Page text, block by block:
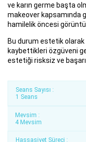
ve karın germe başta
makeover kapsamında
hamilelik öncesi
Bu durum estetik olarak
kaybettikleri özgüveni
estetiği risksiz ve
Seans Sayısı :
1 Seans
Mevsim :
4 Mevsim
Hassasiyet Süreci :